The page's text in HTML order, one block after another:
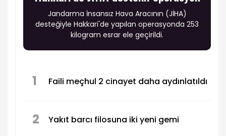
Jandarma İnsansız Hava Aracının (JİHA)
desteğiyle Hakkari'de yapılan operasyonda 253
kilogram esrar ele geçirildi.
1 Faili meçhul 2 cinayet daha aydınlatıldı
2 Yakıt barcı filosuna iki yeni gemi